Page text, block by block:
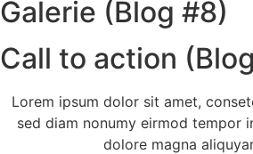
Galerie (Blog #8)
Call to action
Lorem ipsum dolor sit amet,
sed diam nonumy eirmod tempor
dolore magna